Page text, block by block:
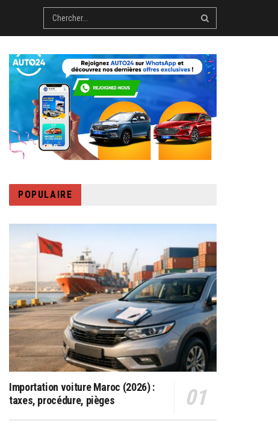
POPULAIRE
Importation voiture Maroc (2026) :
taxes, procédure, pièges